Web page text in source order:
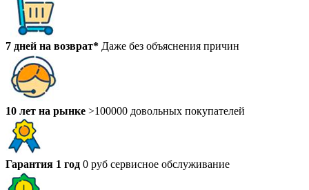
7 дней на возврат* Даже без объяснения причин
10 лет на рынке >100000 довольных покупателей
Гарантия 1 год 0 руб сервисное обслуживание